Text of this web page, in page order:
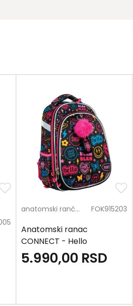
anatomski rančevi FOK915203
Anatomski ranac
CONNECT - Hello
5.990,00 RSD